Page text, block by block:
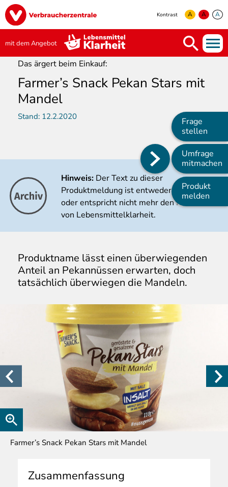
Direkt
zum
Inhalt
Image
Kontrast A A A
mit dem Angebot
Main
navigation
Frage
stellen
Umfrage
mitmachen
Produkt
melden
Das ärgert beim Einkauf:
Farmer’s Snack Pekan Stars mit
Mandel
Stand: 12.2.2020
Hinweis: Der Text zu dieser
Produktmeldung ist entweder veraltet
oder entspricht nicht mehr den Kriterien
von Lebensmittelklarheit.
Produktname lässt einen überwiegenden
Anteil an Pekannüssen erwarten, doch
tatsächlich überwiegen die Mandeln.
Farmer’s Snack Pekan Stars mit Mandel
Zusammenfassung